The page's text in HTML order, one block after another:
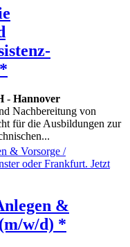
- Hannover
Nachbereitung von
für die Ausbildungen zur
&
w/d) *